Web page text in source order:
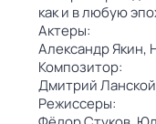
как и в любую
Актеры:
Александр Якин,
Композитор:
Дмитрий
Режиссеры: